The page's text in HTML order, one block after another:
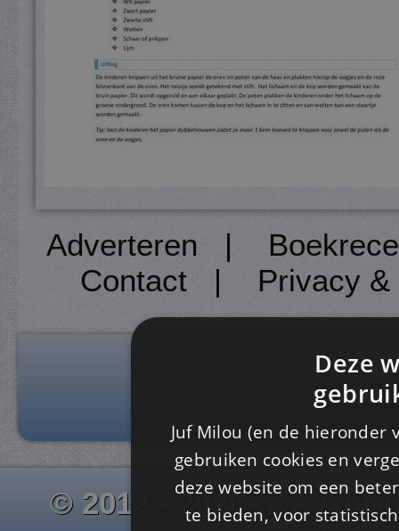
Adverteren |
Contact| Privacy
© 2012 - 2026
Deze
Juf Milou (en de
gebruiken cookies en
deze website om een
te bieden, voor